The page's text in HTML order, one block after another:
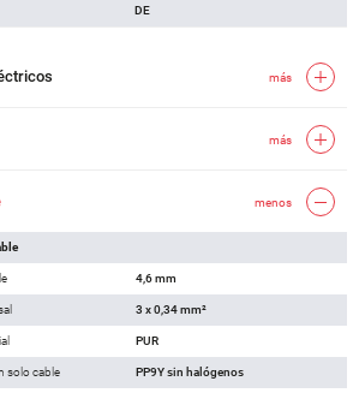
DE
más
más
menos
4,6 mm
3 x 0,34 mm²
PUR
solo cable PP9Y sin halógenos